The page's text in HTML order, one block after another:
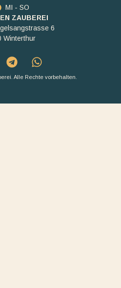
MI - SO
ZAUBEREI
6
Winterthur
Alle Rechte vorbehalten.